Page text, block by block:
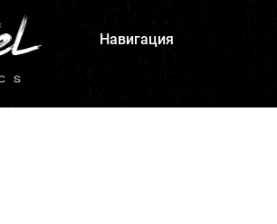
Навигация